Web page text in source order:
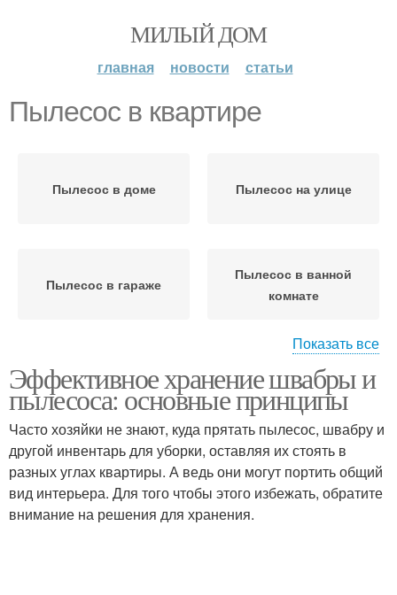
МИЛЫЙ ДОМ
главная новости статьи
Пылесос в квартире
Пылесос в доме Пылесос на улице
Пылесос в гараже
Пылесос в ванной
комнате
Пылесос в жаркую
погоду
Пылесос в холодную
погоду
Пылесос при хранении
Пылесос без
использования
Показать все
Эффективное хранение швабры и
пылесоса: основные принципы
Часто хозяйки не знают, куда прятать пылесос, швабру и
другой инвентарь для уборки, оставляя их стоять в
разных углах квартиры. А ведь они могут портить общий
вид интерьера. Для того чтобы этого избежать, обратите
внимание на решения для хранения.